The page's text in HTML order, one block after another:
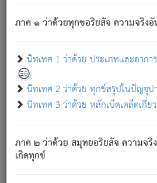
ภาค ๑ ว่าด้วยทุกขอริยสัจ ความจริง
นิทเทศ 1 ว่าด้วย ประเภทและอาก
นิทเทศ 2 ว่าด้วย ทุกข์สรุปในปัญจุ
นิทเทศ 3 ว่าด้วย หลักเบ็ดเตล็ดเกี่
ภาค ๒ ว่าด้วย สมุทยอริยสัจ ความจริ
เกิดทุกข์
ภพ ว่ามีได้เพราะวิภพ[2]: เรากล่าวว่า
ปวงนั้น ก็ยังสลัดภพออกไปไม่ได้.
ก็ทุกข์นี้มีขึ้น เพราะอาศัยซึ่งอุปธิทั้ง
เพราะความสิ้นไปแห่งอุปาทานทั้งป
ทุกข์จึงไม่มี.
ท่านจงดูโลกนี้เถิด (จะเห็นว่า) สัตว์
แน่นบังหนาแล้ว; และว่า สัตว์ผู้ยินดีใน
อันเป็นไปในที่หรือเวลาทั้งปวง[3]เพื่อค
ประการทั้งปวง; ภพทั้งหลายทั้งหมดนั้
ความแปรปรวนเป็นธรรมดา.